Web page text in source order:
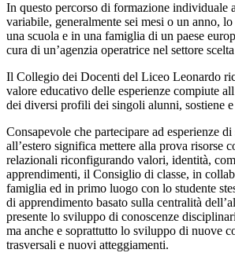
In questo percorso di formazione individuale
variabile, generalmente sei mesi o un anno,
una scuola e in una famiglia di un paese
cura di un’agenzia operatrice nel settore
Il Collegio dei Docenti del Liceo Leonardo
valore educativo delle esperienze compiute
dei diversi profili dei singoli alunni, sostiene
Consapevole che partecipare ad esperienze
all’estero significa mettere alla prova risorse
relazionali riconfigurando valori, identità,
apprendimenti, il Consiglio di classe, in
famiglia ed in primo luogo con lo studente
di apprendimento basato sulla centralità
presente lo sviluppo di conoscenze
ma anche e soprattutto lo sviluppo di nuove
trasversali e nuovi atteggiamenti.